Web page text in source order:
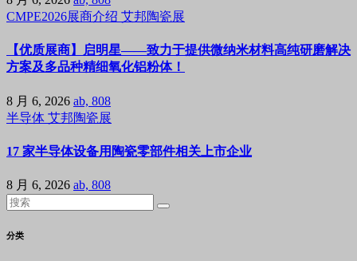
CMPE2026展商介绍 艾邦陶瓷展
【优质展商】启明星——致力于提供微纳米材料高纯研磨解决
方案及多品种精细氧化铝粉体！
8 月 6, 2026 ab, 808
半导体 艾邦陶瓷展
17 家半导体设备用陶瓷零部件相关上市企业
8 月 6, 2026 ab, 808
分类